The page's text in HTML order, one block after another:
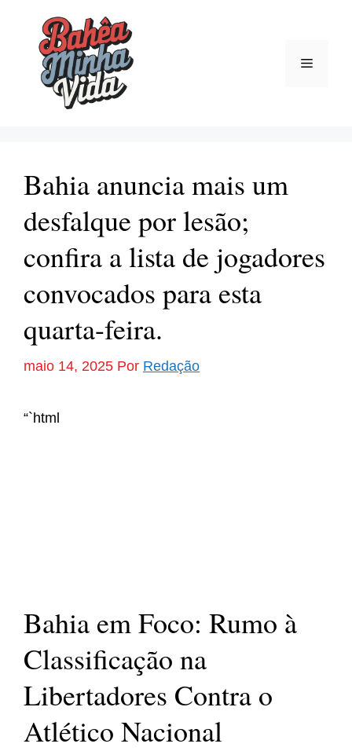
conteúdo
Menu
Bahia anuncia mais um
desfalque por lesão;
confira a lista de jogadores
convocados para esta
quarta-feira.
maio 14, 2025 Por Redação
“`html
Bahia em Foco: Rumo à
Classificação na
Libertadores Contra o
Atlético Nacional